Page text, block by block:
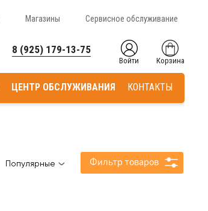
Магазины Сервисное обслуживание
8 (925) 179-13-75
Войти Корзина
КОНТАКТЫ
ЦЕНТР ОБСЛУЖИВАНИЯ
Популярные Фильтр товаров